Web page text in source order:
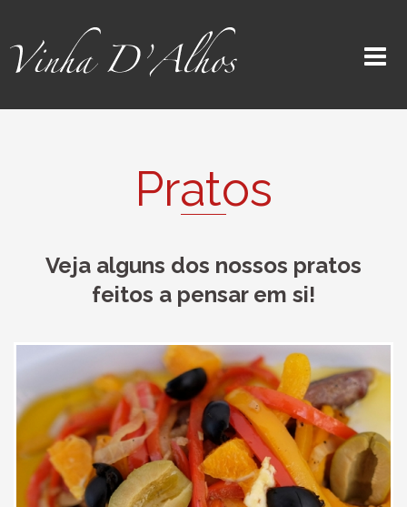
Pratos
Veja alguns dos nossos pratos
feitos a pensar em si!